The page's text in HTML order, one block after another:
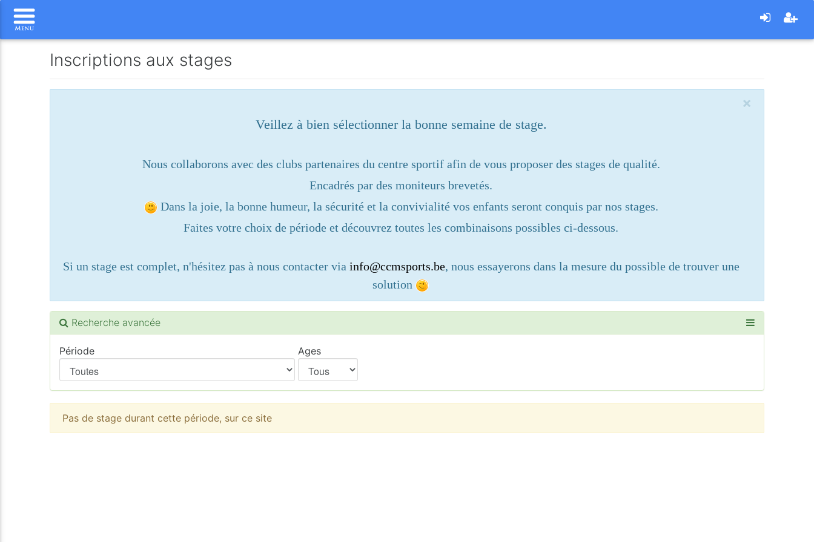
Inscriptions aux stages
×
Veillez à bien sélectionner la bonne semaine de stage.
Nous collaborons avec des clubs partenaires du centre sportif afin de vous proposer des stages de qualité.
Encadrés par des moniteurs brevetés.
Dans la joie, la bonne humeur, la sécurité et la convivialité vos enfants seront conquis par nos stages.
Faites votre choix de période et découvrez toutes les combinaisons possibles ci-dessous.
Si un stage est complet, n'hésitez pas à nous contacter via info@ccmsports.be, nous essayerons dans la mesure du possible de trouver une
solution
Recherche avancée
Période Ages
Pas de stage durant cette période, sur ce site